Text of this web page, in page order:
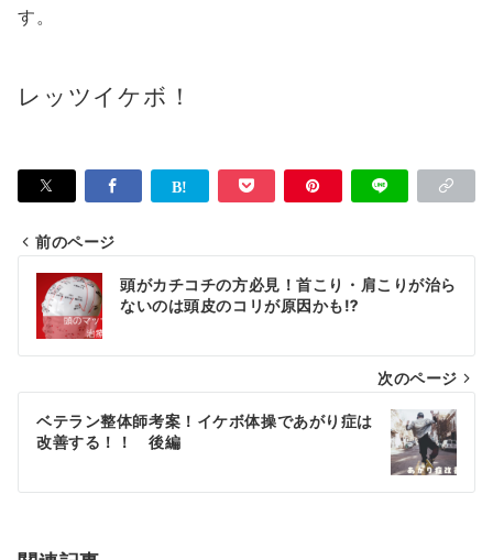
す。
レッツイケボ！
投
ナ
ビ
ゲ
シ
前のページ
頭がカチコチの方必見！首こり・肩こりが治ら
ないのは頭皮のコリが原因かも⁉
次のページ
ベテラン整体師考案！イケボ体操であがり症は
改善する！！ 後編